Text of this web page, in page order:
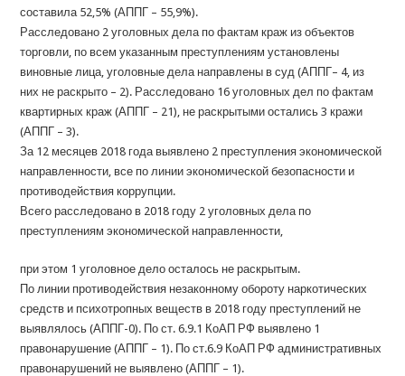
составила 52,5% (АППГ – 55,9%).
Расследовано 2 уголовных дела по фактам краж из объектов
торговли, по всем указанным преступлениям установлены
виновные лица, уголовные дела направлены в суд (АППГ– 4, из
них не раскрыто – 2). Расследовано 16 уголовных дел по фактам
квартирных краж (АППГ – 21), не раскрытыми остались 3 кражи
(АППГ – 3).
За 12 месяцев 2018 года выявлено 2 преступления экономической
направленности, все по линии экономической безопасности и
противодействия коррупции.
Всего расследовано в 2018 году 2 уголовных дела по
преступлениям экономической направленности,
при этом 1 уголовное дело осталось не раскрытым.
По линии противодействия незаконному обороту наркотических
средств и психотропных веществ в 2018 году преступлений не
выявлялось (АППГ-0). По ст. 6.9.1 КоАП РФ выявлено 1
правонарушение (АППГ – 1). По ст.6.9 КоАП РФ административных
правонарушений не выявлено (АППГ – 1).